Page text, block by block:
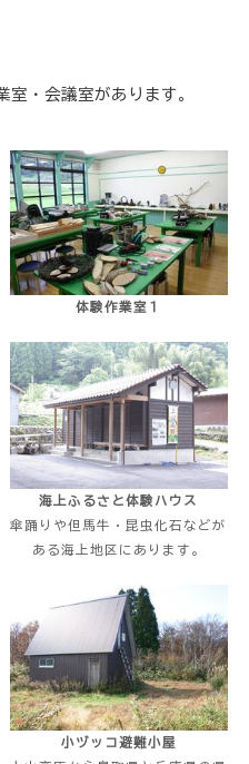
室・会議室があります。
体験作業室１
海上ふるさと体験ハウス
傘踊りや但馬牛・昆虫化石などが
ある海上地区にあります。
小ヅッコ避難小屋